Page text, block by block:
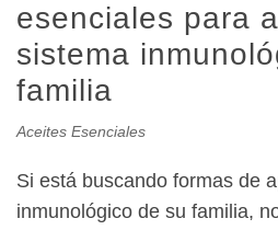
esenciales para
sistema
familia
Aceites Esenciales
Si está buscando formas de
inmunológico de su familia,